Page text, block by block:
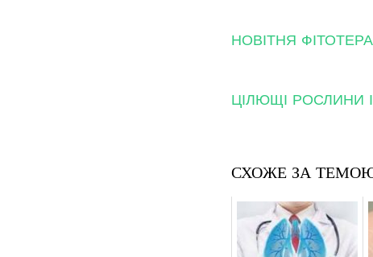
НОВІТНЯ
ЦІЛЮЩІ РОСЛИНИ
СХОЖЕ ЗА